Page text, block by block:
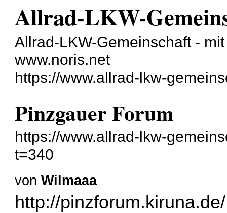
Allrad-LKW-
Allrad-LKW-Gemeinschaft -
www.noris.net
https://www.allrad-lkw-
Pinzgauer Forum
https://www.allrad-lkw-
t=340
vonWilmaaa
http://pinzforum.kiruna.de/